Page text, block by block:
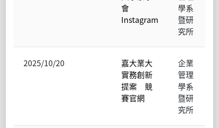
會
Instagram
學系
暨研
究所
2025/10/20
嘉大業大
實務創新
提案 競
賽官網
企業
管理
學系
暨研
究所